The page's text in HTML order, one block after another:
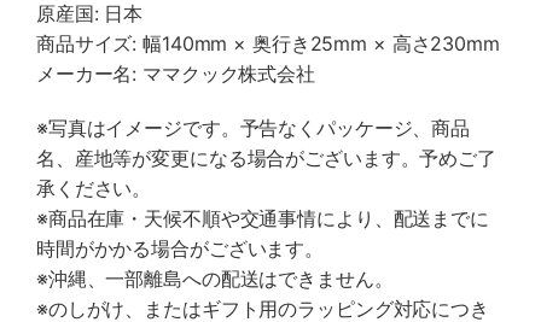
原産国: 日本
商品サイズ: 幅140mm × 奥行き25mm × 高さ230mm
メーカー名: ママクック株式会社
※写真はイメージです。予告なくパッケージ、商品
名、産地等が変更になる場合がございます。予めご了
承ください。
※商品在庫・天候不順や交通事情により、配送までに
時間がかかる場合がございます。
※沖縄、一部離島への配送はできません。
※のしがけ、またはギフト用のラッピング対応につき